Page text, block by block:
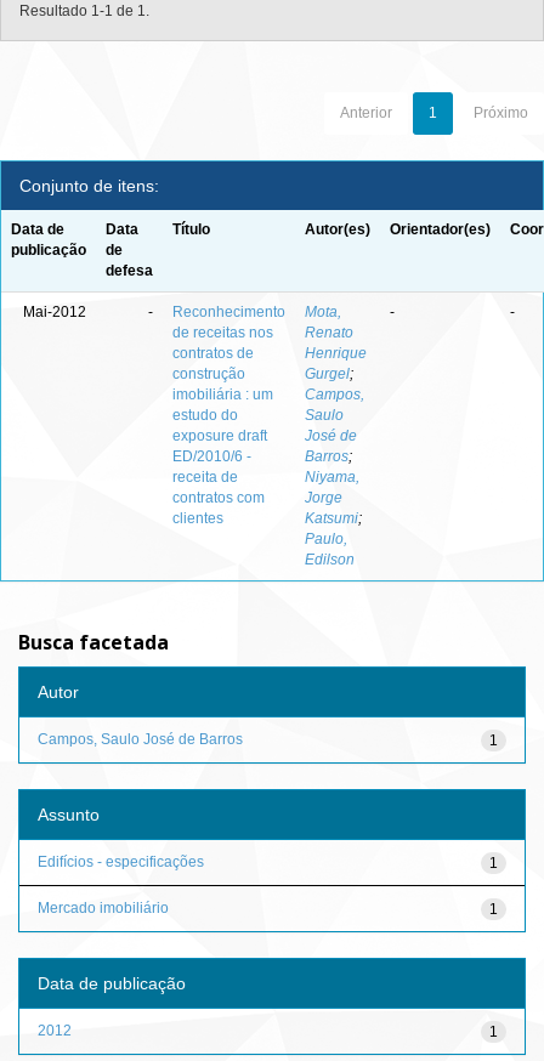
Resultado 1-1 de 1.
Anterior 1 Próximo
Conjunto de itens:
Data de
publicação
Data
de
defesa
Título Autor(es) Orientador(es)
Mai-2012 -
Reconhecimento
de receitas nos
contratos de
construção
imobiliária : um
estudo do
exposure draft
ED/2010/6 -
receita de
contratos com
clientes
Mota,
Renato
Henrique
Gurgel;
Campos,
Saulo
José de
Barros;
Niyama,
Jorge
Katsumi;
Paulo,
Edilson
- -
Busca facetada
Autor
1
Campos, Saulo José de Barros
Assunto
1
Edifícios - especificações
1
Mercado imobiliário
Data de publicação
1
2012